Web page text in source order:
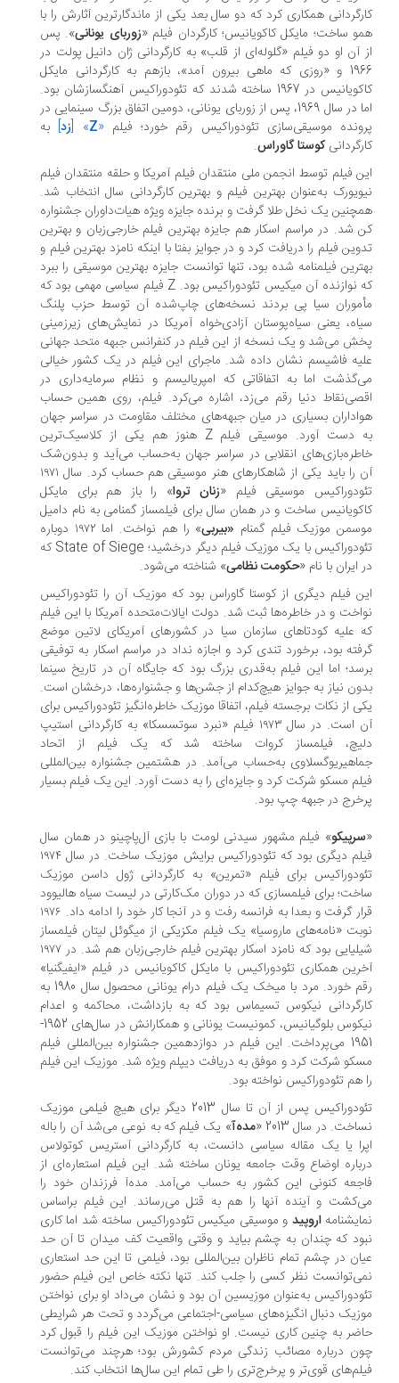
همکاری کرد که دو سال بعد یکی از ماندگارترین آثارش را با
ساخت؛ مایکل کاکویانیس؛ کارگردان فیلم « زوربای یونانی ». پس
آن او دو فیلم «گلوله‌ای از قلب» به کارگردانی ژان دانیل پولت در
1966 و «روزی که ماهی بیرون آمد»، بازهم به کارگردانی مایکل
کاکویانیس در 1967 ساخته شدند که تئودوراکیس آهنگسازشان بود.
اما در سال 1969، پس از زوربای یونانی، دومین اتفاق بزرگ سینمایی در
موسیقی‌سازی تئودوراکیس رقم خورد؛ فیلم Z
» [ زد]به
کوستا گاوراس.
فیلم توسط انجمن ملی منتقدان فیلم آمریکا و حلقه منتقدان فیلم
به‌عنوان بهترین فیلم و بهترین کارگردانی سال انتخاب شد.
یک نخل طلا گرفت و برنده جایزه ویژه هیات‌داوران جشنواره
شد. در مراسم اسکار هم جایزه بهترین فیلم خارجی‌زبان و بهترین
فیلم را دریافت کرد و در جوایز بفتا با اینکه نامزد بهترین فیلم و
فیلمنامه شده بود، تنها توانست جایزه بهترین موسیقی را ببرد
که نوازنده آن میکیس تئودوراکیس بود. Z فیلم سیاسی مهمی بود که
سیا پی بردند نسخه‌های چاپ‌شده آن توسط حزب پلنگ
یعنی سیاه‌پوستان آزادی‌خواه آمریکا در نمایش‌های زیرزمینی
می‌شد و یک نسخه از این فیلم در کنفرانس جبهه متحد جهانی
فاشیسم نشان داده شد. ماجرای این فیلم در یک کشور خیالی
اما به اتفاقاتی که امپریالیسم و نظام سرمایه‌داری در
دنیا رقم می‌زد، اشاره می‌کرد. فیلم، روی همین حساب
بسیاری در میان جبهه‌های مختلف مقاومت در سراسر جهان
به دست آورد. موسیقی فیلم Z هنوز هم یکی از کلاسیک‌ترین
انقلابی در سراسر جهان به‌حساب می‌آید و بدون‌شک
آن را باید یکی از شاهکارهای هنر موسیقی هم حساب کرد. سال ۱۹۷۱
موسیقی فیلم «زنان تروا» را باز هم برای مایکل
ساخت و در همان سال برای فیلمساز گمنامی به نام دامیل
موزیک فیلم گمنام «بیربی
» را هم نواخت. اما ۱۹۷۲ دوباره
تئودوراکیس با یک موزیک فیلم دیگر درخشید؛ State of Siege که
ایران با نام « حکومت نظامی» شناخته می‌شود.
فیلم دیگری از کوستا گاوراس بود که موزیک آن را تئودوراکیس
و در خاطره‌ها ثبت شد. دولت ایالات‌متحده آمریکا با این فیلم
علیه کودتاهای سازمان سیا در کشورهای آمریکای لاتین موضع
بود، برخورد تندی کرد و اجازه نداد در مراسم اسکار به توفیقی
اما این فیلم به‌قدری بزرگ بود که جایگاه آن در تاریخ سینما
نیاز به جوایز هیچ‌کدام از جشن‌ها و جشنواره‌ها، درخشان است.
از نکات برجسته فیلم، اتفاقا موزیک خاطره‌انگیز تئودوراکیس برای
آن است. در سال ۱۹۷۳ فیلم «نبرد سوتسسکا» به کارگردانی استیپ
فیلمساز کروات ساخته شد که یک فیلم از اتحاد
به‌حساب می‌آمد. در هشتمین جشنواره بین‌المللی
مسکو شرکت کرد و جایزه‌ای را به دست آورد. این یک فیلم بسیار
در جبهه چپ بود.
» فیلم مشهور سیدنی لومت با بازی آل‌پاچینو در همان سال
فیلم دیگری بود که تئودوراکیس برایش موزیک ساخت. در سال ۱۹۷۴
برای فیلم «تمرین» به کارگردانی ژول داسن موزیک
برای فیلمسازی که در دوران مک‌کارتی در لیست سیاه هالیوود
قرار گرفت و بعدا به فرانسه رفت و در آنجا کار خود را ادامه داد. ۱۹۷۶
«نامه‌های ماروسیا» یک فیلم مکزیکی از میگوئل لیتان فیلمساز
شیلیایی بود که نامزد اسکار بهترین فیلم خارجی‌زبان هم شد. در ۱۹۷۷
همکاری تئودوراکیس با مایکل کاکویانیس در فیلم «ایفیگنیا»
رقم خورد. مرد با میخک یک فیلم درام یونانی محصول سال 1980 به
نیکوس تسیماس بود که به بازداشت، محاکمه و اعدام
نیکوس بلوگیانیس، کمونیست یونانی و همکارانش در سال‌های 1952-
1951 می‌پرداخت. این فیلم در دوازدهمین جشنواره بین‌المللی فیلم
شرکت کرد و موفق به دریافت دیپلم ویژه شد. موزیک این فیلم
هم تئودوراکیس نواخته بود.
تئودوراکیس پس از آن تا سال 2013 دیگر برای هیچ فیلمی موزیک
در سال 2013 «
مده‌آ» یک فیلم که به نوعی می‌شد آن را باله
یا یک مقاله سیاسی دانست، به کارگردانی آستریس کوتولاس
اوضاع وقت جامعه یونان ساخته شد. این فیلم استعاره‌ای از
کنونی این کشور به حساب می‌آمد. مده‌آ فرزندان خود را
و آینده آنها را هم به قتل می‌رساند. این فیلم براساس
اروپیدو موسیقی میکیس تئودوراکیس ساخته شد اما کاری
که چندان به چشم بیاید و وقتی واقعیت کف میدان تا آن حد
در چشم تمام ناظران بین‌المللی بود، فیلمی تا این حد استعاری
نظر کسی را جلب کند. تنها نکته خاص این فیلم حضور
به‌عنوان موزیسین آن بود و نشان می‌داد او برای نواختن
دنبال‌ انگیزه‌های سیاسی-اجتماعی می‌گردد و تحت هر شرایطی
به چنین کاری نیست. او نواختن موزیک این فیلم را قبول کرد
درباره مصائب زندگی مردم کشورش بود؛ هرچند می‌توانست
قوی‌تر و پرخرج‌تری را طی تمام این سال‌ها انتخاب کند.